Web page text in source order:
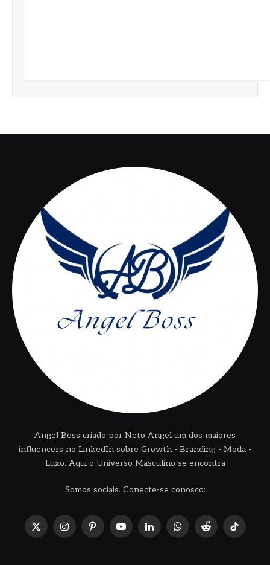
Angel Boss criado por Neto Angel um dos maiores
influencers no LinkedIn sobre Growth - Branding - Moda -
Luxo. Aqui o Universo Masculino se encontra
Somos sociais. Conecte-se conosco:
X
InstagramPinterestYouTubeLinkedInWhatsApp
Reddit TikTok